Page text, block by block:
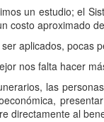
un estudio; el
costo aproximado
aplicados, pocas
nos falta hacer
las
directamente al